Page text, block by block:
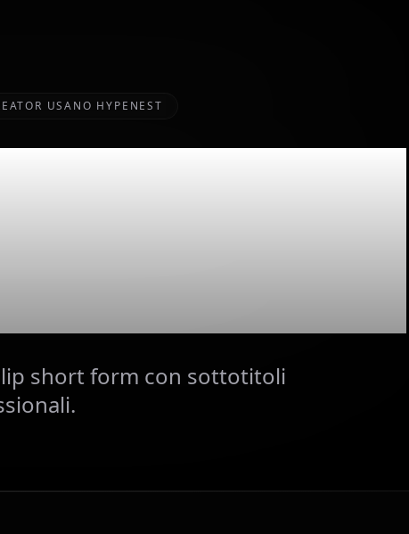
USANO HYPENEST
AI
short form con sottotitoli